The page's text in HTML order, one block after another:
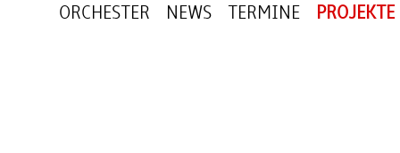
ORCHESTER NEWS TERMINE PROJEKTE